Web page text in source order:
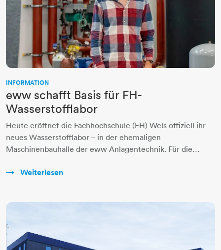
INFORMATION
eww schafft Basis für FH-
Wasserstofflabor
Heute eröffnet die Fachhochschule (FH) Wels offiziell ihr
neues Wasserstofflabor – in der ehemaligen
Maschinenbauhalle der eww Anlagentechnik. Für die…
Weiterlesen